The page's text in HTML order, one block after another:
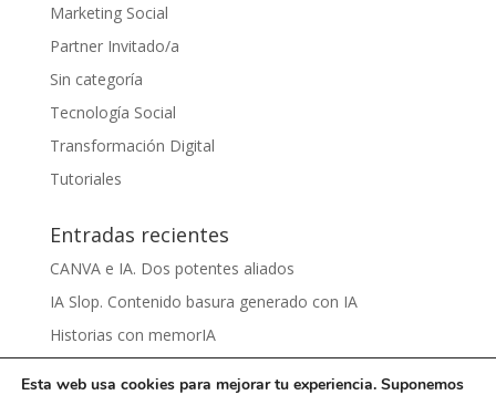
Marketing Social
Partner Invitado/a
Sin categoría
Tecnología Social
Transformación Digital
Tutoriales
Entradas recientes
CANVA e IA. Dos potentes aliados
IA Slop. Contenido basura generado con IA
Historias con memorIA
Esta web usa cookies para mejorar tu experiencia. Suponemos